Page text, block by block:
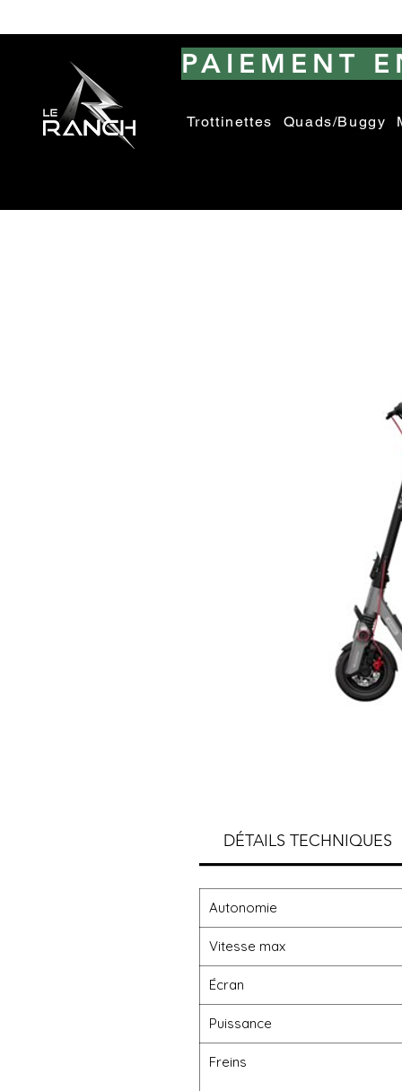
PAIEMENT
Trottinettes Quads/Buggy
DÉTAILS TECHNIQUES
Autonomie
Vitesse max
Écran
Puissance
Freins